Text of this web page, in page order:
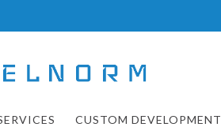
CUSTOM DEVELOPMENT